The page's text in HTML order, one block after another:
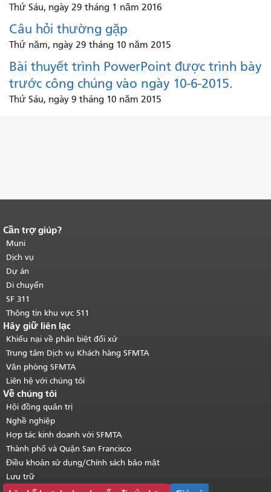
Thứ Sáu, ngày 29 tháng 1 năm 2016
Câu hỏi thường gặp
Thứ năm, ngày 29 tháng 10 năm 2015
Bài thuyết trình PowerPoint được trình bày
trước công chúng vào ngày 10-6-2015.
Thứ Sáu, ngày 9 tháng 10 năm 2015
Kết thúc nội dung trang.
của trang này được lặp lại trên mọi
trang.Quay lại đầu trang nội dung
chính.
Cần trợ giúp?
Muni
Dịch vụ
Dự án
Di chuyển
SF 311
Thông tin khu vực 511
Hãy giữ liên lạc
Khiếu nại về phân biệt đối xử
Trung tâm Dịch vụ Khách hàng SFMTA
Văn phòng SFMTA
Liên hệ với chúng tôi
Về chúng tôi
Hội đồng quản trị
Nghề nghiệp
Hợp tác kinh doanh với SFMTA
Thành phố và Quận San Francisco
Điều khoản sử dụng/Chính sách bảo mật
Lưu trữ